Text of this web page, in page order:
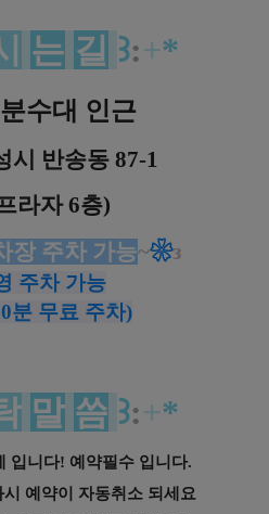
는 길 ꒱:+*
수대 인근
시 반송동 87-1
라자 6층)
장 주차 가능~❀з
주차 가능
분 무료 주차)
말 씀 ꒱:+*
입니다! 예약필수 입니다.
예약이 자동취소 되세요